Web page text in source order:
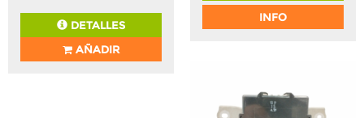
DETALLES
AÑADIR
INFO